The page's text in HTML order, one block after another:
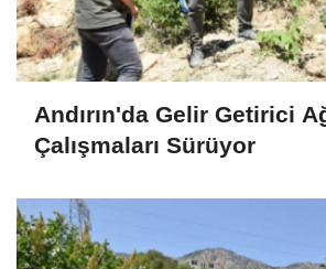
Andırın'da Gelir Getirici
Çalışmaları Sürüyor